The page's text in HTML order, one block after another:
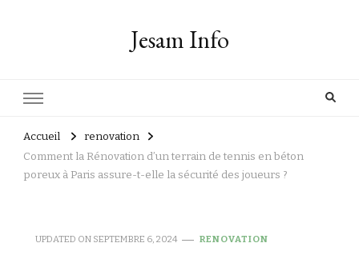
Jesam Info
Accueil
renovation
Comment la Rénovation d’un terrain de tennis en béton
poreux à Paris assure-t-elle la sécurité des joueurs ?
UPDATED ON SEPTEMBRE 6, 2024 RENOVATION